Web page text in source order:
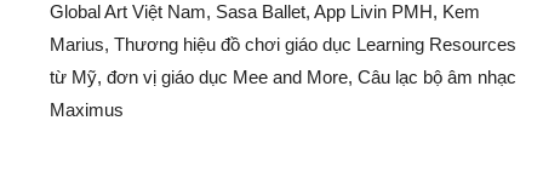
Global Art Việt Nam, Sasa Ballet, App Livin PMH, Kem
Marius, Thương hiệu đồ chơi giáo dục Learning Resources
từ Mỹ, đơn vị giáo dục Mee and More, Câu lạc bộ âm nhạc
Maximus